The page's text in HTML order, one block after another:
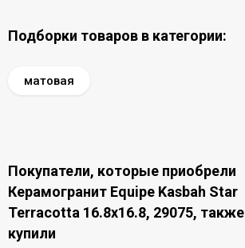
Подборки товаров в категории:
матовая
Покупатели, которые приобрели
Керамогранит Equipe Kasbah Star
Terracotta 16.8x16.8, 29075, также
купили